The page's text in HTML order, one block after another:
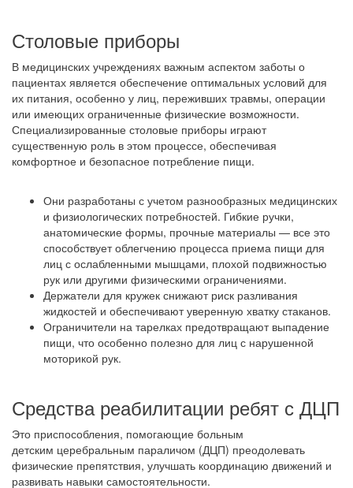
Столовые приборы
В медицинских учреждениях важным аспектом заботы о
пациентах является обеспечение оптимальных условий для
их питания, особенно у лиц, переживших травмы, операции
или имеющих ограниченные физические возможности.
Специализированные столовые приборы играют
существенную роль в этом процессе, обеспечивая
комфортное и безопасное потребление пищи.
Они разработаны с учетом разнообразных медицинских
и физиологических потребностей. Гибкие ручки,
анатомические формы, прочные материалы — все это
способствует облегчению процесса приема пищи для
лиц с ослабленными мышцами, плохой подвижностью
рук или другими физическими ограничениями.
Держатели для кружек снижают риск разливания
жидкостей и обеспечивают уверенную хватку стаканов.
Ограничители на тарелках предотвращают выпадение
пищи, что особенно полезно для лиц с нарушенной
моторикой рук.
Средства реабилитации ребят с ДЦП
Это приспособления, помогающие больным
детским церебральным параличом (ДЦП) преодолевать
физические препятствия, улучшать координацию движений и
развивать навыки самостоятельности.